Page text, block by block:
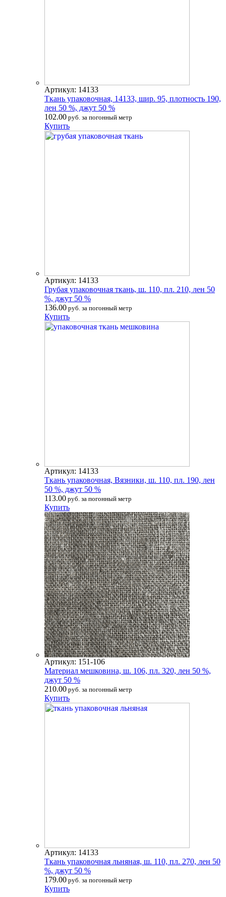
Артикул: 14133
Ткань упаковочная, 14133, шир. 95, плотность 190,
лен 50 %, джут 50 %
102.00 руб. за погонный метр
Купить
Артикул: 14133
Грубая упаковочная ткань, ш. 110, пл. 210, лен 50
%, джут 50 %
136.00 руб. за погонный метр
Купить
Артикул: 14133
Ткань упаковочная, Вязники, ш. 110, пл. 190, лен
50 %, джут 50 %
113.00 руб. за погонный метр
Купить
Артикул: 151-106
Материал мешковина, ш. 106, пл. 320, лен 50 %,
джут 50 %
210.00 руб. за погонный метр
Купить
Артикул: 14133
Ткань упаковочная льняная, ш. 110, пл. 270, лен 50
%, джут 50 %
179.00 руб. за погонный метр
Купить